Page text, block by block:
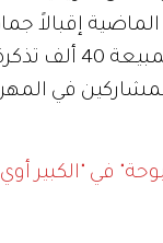
إقبالاً
تجاوز عدد
في "الكبير